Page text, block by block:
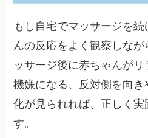
もし自宅でマッサージを
んの反応をよく観察しな
ッサージ後に赤ちゃんが
機嫌になる、反対側を向
化が見られれば、正しく
す。